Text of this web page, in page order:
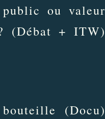
ou valeur
(Débat + ITW)
(Docu)